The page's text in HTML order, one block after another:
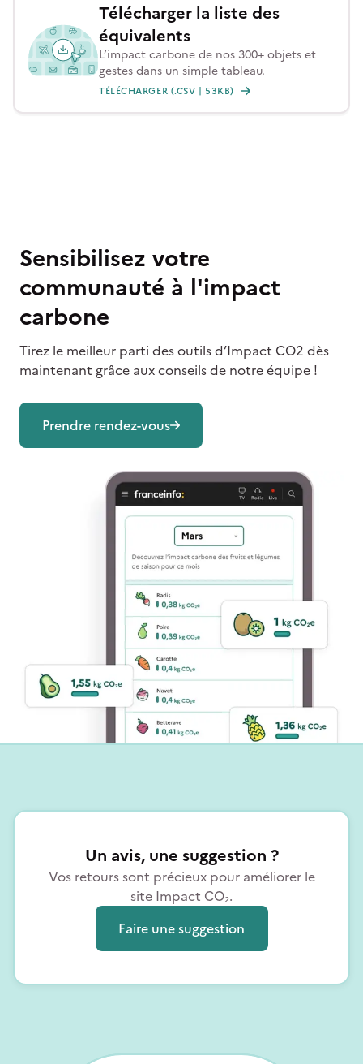
Télécharger la liste des
équivalents
L’impact carbone de nos 300+ objets et
gestes dans un simple tableau.
TÉLÉCHARGER (.CSV | 53KB)
Sensibilisez votre
communauté à l'impact
carbone
Tirez le meilleur parti des outils d’Impact CO2 dès
maintenant grâce aux conseils de notre équipe !
Prendre rendez-vous
Un avis, une suggestion ?
Vos retours sont précieux pour améliorer le
site Impact CO₂.
Faire une suggestion